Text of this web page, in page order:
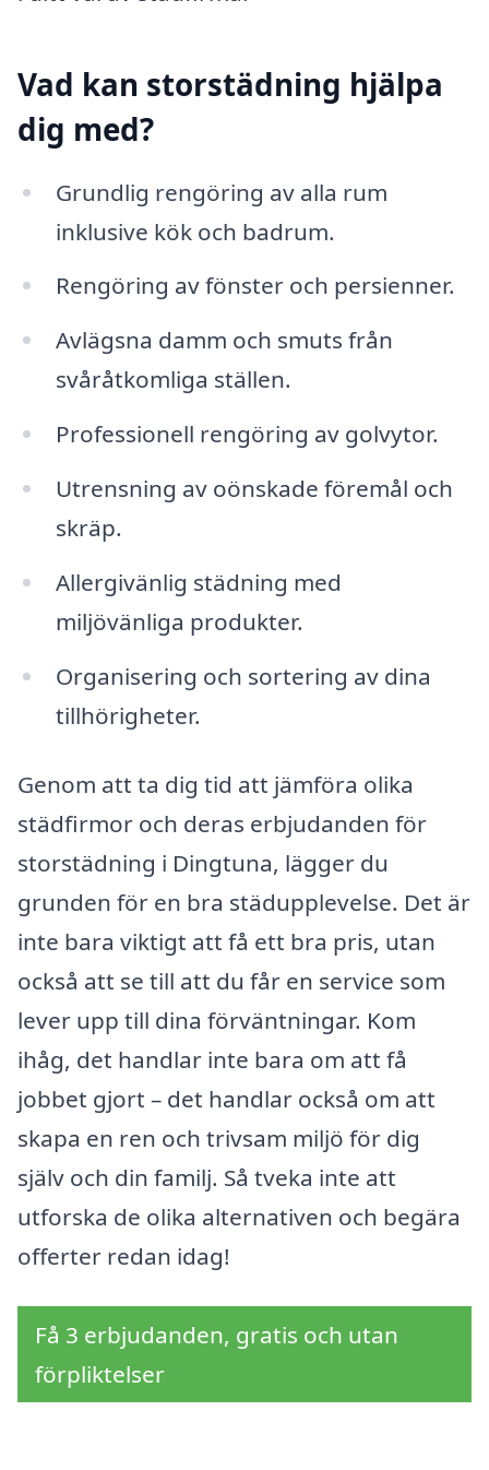
Vad kan storstädning hjälpa
dig med?
Grundlig rengöring av alla rum
inklusive kök och badrum.
Rengöring av fönster och persienner.
Avlägsna damm och smuts från
svåråtkomliga ställen.
Professionell rengöring av golvytor.
Utrensning av oönskade föremål och
skräp.
Allergivänlig städning med
miljövänliga produkter.
Organisering och sortering av dina
tillhörigheter.
Genom att ta dig tid att jämföra olika
städfirmor och deras erbjudanden för
storstädning i Dingtuna, lägger du
grunden för en bra städupplevelse. Det är
inte bara viktigt att få ett bra pris, utan
också att se till att du får en service som
lever upp till dina förväntningar. Kom
ihåg, det handlar inte bara om att få
jobbet gjort – det handlar också om att
skapa en ren och trivsam miljö för dig
själv och din familj. Så tveka inte att
utforska de olika alternativen och begära
offerter redan idag!
Få 3 erbjudanden, gratis och utan
förpliktelser